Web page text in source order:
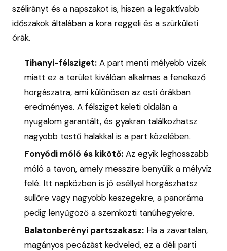
szélirányt és a napszakot is, hiszen a legaktívabb
időszakok általában a kora reggeli és a szürkületi
órák.
Tihanyi-félsziget: A part menti mélyebb vizek
miatt ez a terület kiválóan alkalmas a fenekező
horgászatra, ami különösen az esti órákban
eredményes. A félsziget keleti oldalán a
nyugalom garantált, és gyakran találkozhatsz
nagyobb testű halakkal is a part közelében.
Fonyódi móló és kikötő: Az egyik leghosszabb
móló a tavon, amely messzire benyúlik a mélyvíz
felé. Itt napközben is jó eséllyel horgászhatsz
süllőre vagy nagyobb keszegekre, a panoráma
pedig lenyűgöző a szemközti tanúhegyekre.
Balatonberényi partszakasz: Ha a zavartalan,
magányos pecázást kedveled, ez a déli parti